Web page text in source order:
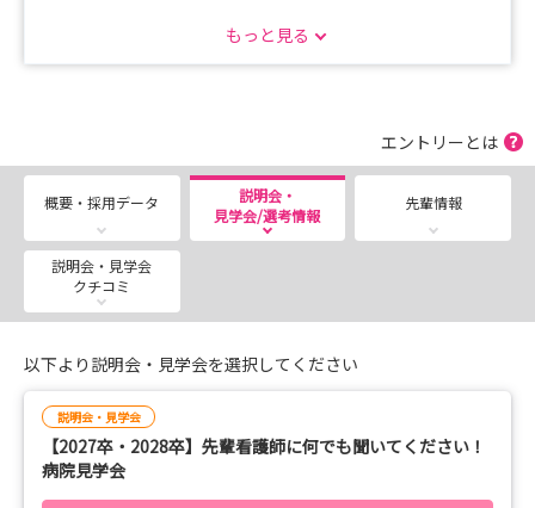
●選考会／採用試試験●
8/8(土)・9/5(土)・10/10(土)
もっと見る
エントリーとは
概要・採用データ
説明会・
見学会/選考情報
先輩情報
説明会・見学会
クチコミ
以下より説明会・見学会を選択してください
説明会・見学会
【2027卒・2028卒】先輩看護師に何でも聞いてください！
病院見学会